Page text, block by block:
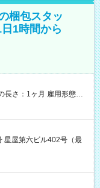
梱包スタッ
1時間から
長さ：1ヶ月 雇用形態、
星屋第六ビル402号（最